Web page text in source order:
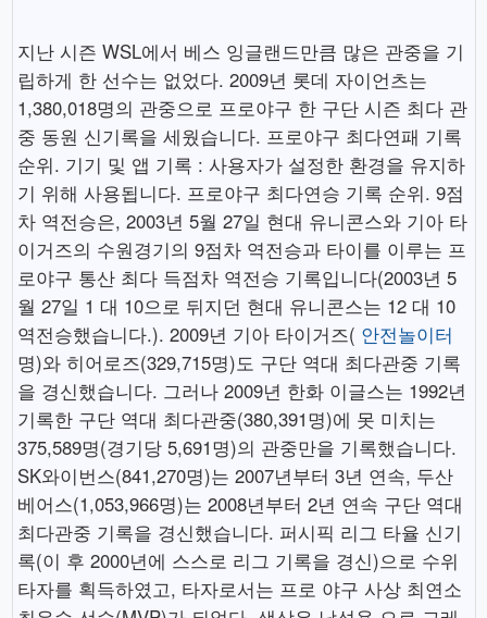
지난 시즌 WSL에서 베스 잉글랜드만큼 많은 관중을 기
립하게 한 선수는 없었다. 2009년 롯데 자이언츠는
1,380,018명의 관중으로 프로야구 한 구단 시즌 최다 관
중 동원 신기록을 세웠습니다. 프로야구 최다연패 기록
순위. 기기 및 앱 기록 : 사용자가 설정한 환경을 유지하
기 위해 사용됩니다. 프로야구 최다연승 기록 순위. 9점
차 역전승은, 2003년 5월 27일 현대 유니콘스와 기아 타
이거즈의 수원경기의 9점차 역전승과 타이를 이루는 프
로야구 통산 최다 득점차 역전승 기록입니다(2003년 5
월 27일 1 대 10으로 뒤지던 현대 유니콘스는 12 대 10
역전승했습니다.). 2009년 기아 타이거즈( 안전놀이터
명)와 히어로즈(329,715명)도 구단 역대 최다관중 기록
을 경신했습니다. 그러나 2009년 한화 이글스는 1992년
기록한 구단 역대 최다관중(380,391명)에 못 미치는
375,589명(경기당 5,691명)의 관중만을 기록했습니다.
SK와이번스(841,270명)는 2007년부터 3년 연속, 두산
베어스(1,053,966명)는 2008년부터 2년 연속 구단 역대
최다관중 기록을 경신했습니다. 퍼시픽 리그 타율 신기
록(이 후 2000년에 스스로 리그 기록을 경신)으로 수위
타자를 획득하였고, 타자로서는 프로 야구 사상 최연소